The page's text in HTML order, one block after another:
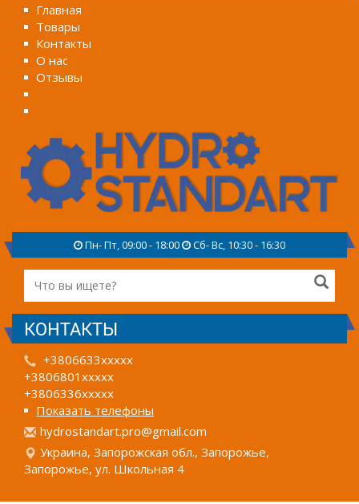
Главная
Товары
Контакты
О нас
Отзывы
Пн- Пт, 09:00 - 18:00 Сб- Вс, 10:30 - 16:30
КОНТАКТЫ
+3806633xxxxx
+3806801xxxxx
+3806336xxxxx
Показать телефоны
hydrostandart.pro@gmail.com
Украина, Запорожская обл., Запорожье,
Запорожье, ул. Школьная 4